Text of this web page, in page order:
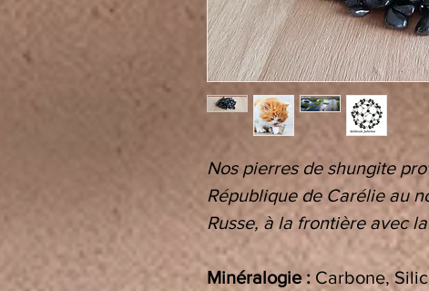
Nos pierres de shungite
République de Carélie au
Russe, à la frontière avec
Minéralogie : Carbone,